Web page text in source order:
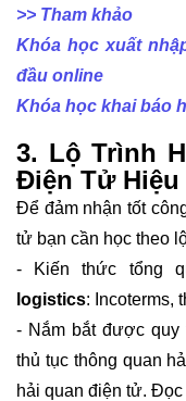
>> Tham khảo
Khóa học xuất
đầu online
Khóa học khai báo
3. Lộ Trình
Điện Tử Hiệu
Để đảm nhận tốt
tử bạn cần học theo
- Kiến thức tổng
logistics: Incoterms,
- Nắm bắt được quy
thủ tục thông quan
hải quan điện tử.